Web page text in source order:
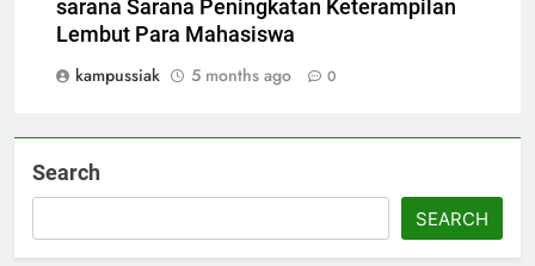
sarana Sarana Peningkatan Keterampilan
Lembut Para Mahasiswa
kampussiak
5 months ago 0
Search
SEARCH